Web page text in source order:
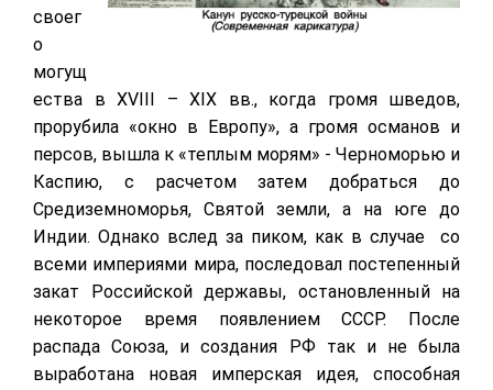
своег
о
могущ
ества в XVIII – XIX вв., когда громя шведов,
прорубила «окно в Европу», а громя османов и
персов, вышла к «теплым морям» - Черноморью и
Каспию, с расчетом затем добраться до
Средиземноморья, Святой земли, а на юге до
Индии. Однако вслед за пиком, как в случае со
всеми империями мира, последовал постепенный
закат Российской державы, остановленный на
некоторое время появлением СССР. После
распада Союза, и создания РФ так и не была
выработана новая имперская идея, способная